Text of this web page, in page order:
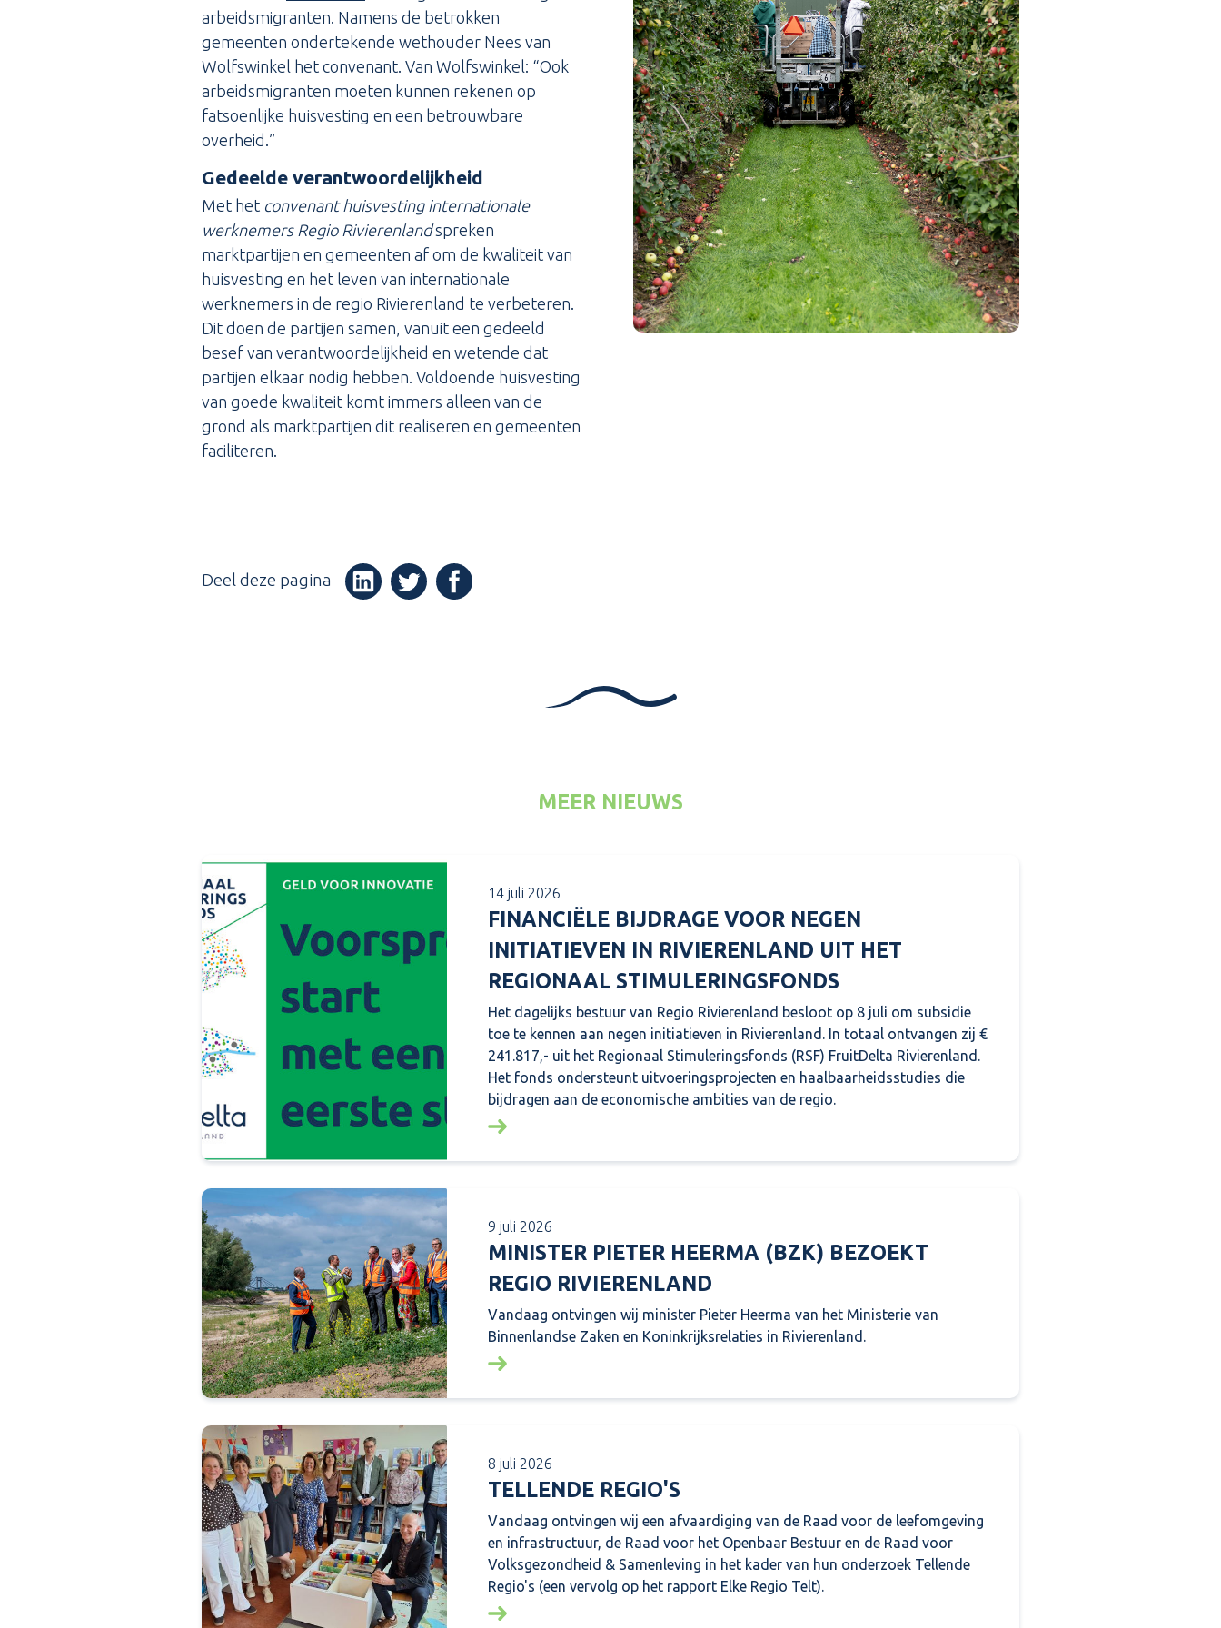
arbeidsmigranten. Namens de betrokken
gemeenten ondertekende wethouder Nees van
Wolfswinkel het convenant. Van Wolfswinkel: “Ook
arbeidsmigranten moeten kunnen rekenen op
fatsoenlijke huisvesting en een betrouwbare
overheid.”
Gedeelde verantwoordelijkheid
Met het convenant huisvesting internationale
werknemers Regio Rivierenlandspreken
marktpartijen en gemeenten af om de kwaliteit van
huisvesting en het leven van internationale
werknemers in de regio Rivierenland te verbeteren.
Dit doen de partijen samen, vanuit een gedeeld
besef van verantwoordelijkheid en wetende dat
partijen elkaar nodig hebben. Voldoende huisvesting
van goede kwaliteit komt immers alleen van de
grond als marktpartijen dit realiseren en gemeenten
faciliteren.
Deel deze pagina
MEER NIEUWS
14 juli 2026
FINANCIËLE BIJDRAGE VOOR NEGEN
INITIATIEVEN IN RIVIERENLAND UIT HET
REGIONAAL STIMULERINGSFONDS
Het dagelijks bestuur van Regio Rivierenland besloot op 8 juli om subsidie
toe te kennen aan negen initiatieven in Rivierenland. In totaal ontvangen zij €
241.817,- uit het Regionaal Stimuleringsfonds (RSF) FruitDelta Rivierenland.
Het fonds ondersteunt uitvoeringsprojecten en haalbaarheidsstudies die
bijdragen aan de economische ambities van de regio.
Lees meer over: Financiële bijdrage voor negen initiatieven in Rivierenland uit het Regionaal
9 juli 2026
MINISTER PIETER HEERMA (BZK) BEZOEKT
REGIO RIVIERENLAND
Vandaag ontvingen wij minister Pieter Heerma van het Ministerie van
Binnenlandse Zaken en Koninkrijksrelaties in Rivierenland.
Lees meer over: Minister Pieter Heerma (BZK) bezoekt Regio Rivierenland
8 juli 2026
TELLENDE REGIO'S
Vandaag ontvingen wij een afvaardiging van de Raad voor de leefomgeving
en infrastructuur, de Raad voor het Openbaar Bestuur en de Raad voor
Volksgezondheid & Samenleving in het kader van hun onderzoek Tellende
Regio's (een vervolg op het rapport Elke Regio Telt).
Lees meer over: Tellende regio's